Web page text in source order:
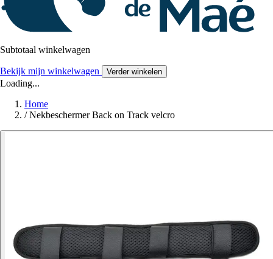
Subtotaal winkelwagen
Bekijk mijn winkelwagen Verder winkelen
Loading...
Home
/ Nekbeschermer Back on Track velcro